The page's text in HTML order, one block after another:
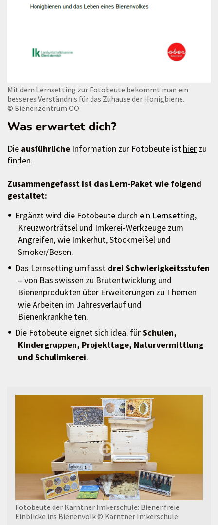
Mit dem Lernsetting zur Fotobeute bekommt man ein
besseres Verständnis für das Zuhause der Honigbiene.
© Bienenzentrum OÖ
Was erwartet dich?
Die ausführliche Information zur Fotobeute ist hier zu
finden.
Zusammengefasst ist das Lern-Paket wie folgend
gestaltet:
Ergänzt wird die Fotobeute durch ein Lernsetting,
Kreuzworträtsel und Imkerei-Werkzeuge zum
Angreifen, wie Imkerhut, Stockmeißel und
Smoker/Besen.
Das Lernsetting umfasst drei Schwierigkeitsstufen
– von Basiswissen zu Brutentwicklung und
Bienenprodukten über Erweiterungen zu Themen
wie Arbeiten im Jahresverlauf und
Bienenkrankheiten.
Die Fotobeute eignet sich ideal fürSchulen,
Kindergruppen, Projekttage, Naturvermittlung
und Schulimkerei.
Fotobeute der Kärntner Imkerschule: Bienenfreie
Einblicke ins Bienenvolk© Kärntner Imkerschule